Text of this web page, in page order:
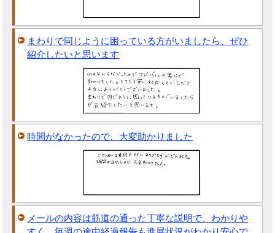
まわりで同じように困っている方がいましたら、ぜひ
紹介したいと思います
時間がなかったので、大変助かりました
メールの内容は筋道の通った丁寧な説明で、わかりや